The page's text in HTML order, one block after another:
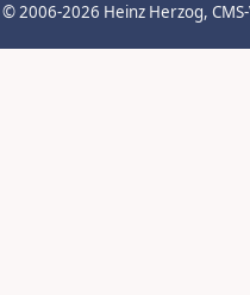
© 2006-2026 Heinz Herzog,